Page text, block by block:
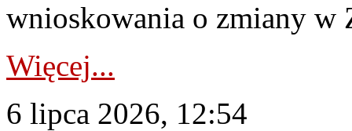
wnioskowania o zmiany w
Więcej...
6 lipca 2026, 12:54